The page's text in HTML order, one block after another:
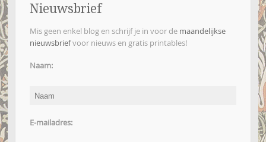
Nieuwsbrief
Mis geen enkel blog en schrijf je in voor de maandelijkse
nieuwsbriefvoor nieuws en gratis printables!
Naam:
E-mailadres: